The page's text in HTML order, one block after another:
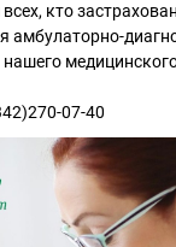
кто
амбулаторно-
07-40